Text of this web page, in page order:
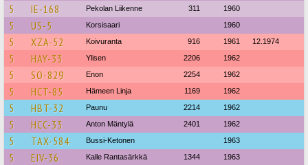
5 IE-168 Pekolan Liikenne 311 1960
5 US-5 Korsisaari 1960
5 XZA-52 Koivuranta 916 1961 12.1974
5 HAY-33 Ylisen 2206 1962
5 SO-829 Enon 2254 1962
5 HCT-85 Hämeen Linja 1169 1962
5 HBT-32 Paunu 2214 1962
5 HCC-33 Anton Mäntylä 2401 1962
5 TAX-584 Bussi-Ketonen 1963
5 EIV-36 Kalle Rantasärkkä 1344 1963